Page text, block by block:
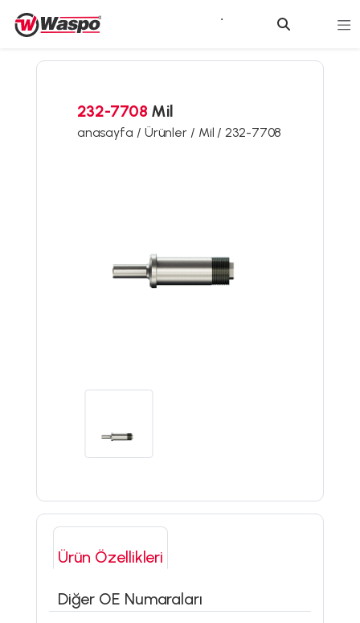
232-7708 Mil
anasayfa / Ürünler / Mil / 232-7708
Ürün Özellikleri
Diğer OE Numaraları